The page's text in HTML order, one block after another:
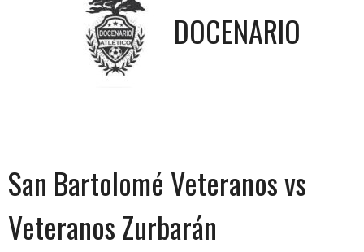
DOCENARIO
San Bartolomé Veteranos vs
Veteranos Zurbarán